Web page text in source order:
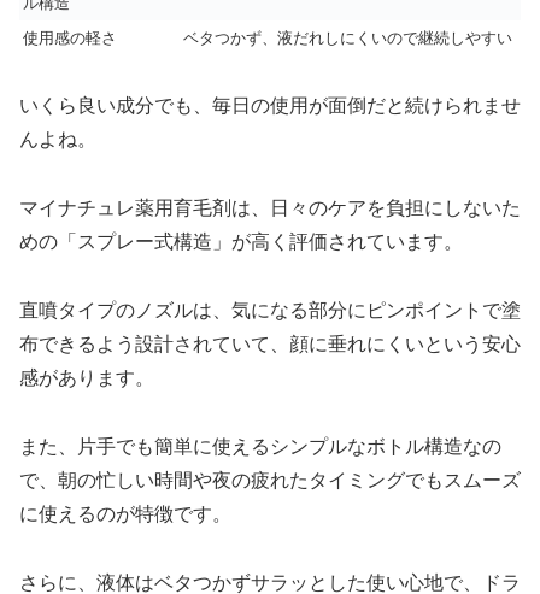
使用感の軽さ
ベタつかず、液だれしにくいので継続しやすい
いくら良い成分でも、毎日の使用が面倒だと続けられませ
んよね。
マイナチュレ薬用育毛剤は、日々のケアを負担にしないた
めの「スプレー式構造」が高く評価されています。
直噴タイプのノズルは、気になる部分にピンポイントで塗
布できるよう設計されていて、顔に垂れにくいという安心
感があります。
また、片手でも簡単に使えるシンプルなボトル構造なの
で、朝の忙しい時間や夜の疲れたタイミングでもスムーズ
に使えるのが特徴です。
さらに、液体はベタつかずサラッとした使い心地で、ドラ